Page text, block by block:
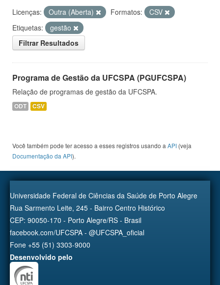
Licenças: Outra (Aberta) Formatos:
CSV
Etiquetas:
gestão
Filtrar Resultados
Programa de Gestão da UFCSPA (PGUFCSPA)
Relação de programas de gestão da UFCSPA.
ODT CSV
Você também pode ter acesso a esses registros usando a API (veja
Documentação da API).
Universidade Federal de Ciências da Saúde de Porto Alegre
Rua Sarmento Leite, 245 - Bairro Centro Histórico
CEP: 90050-170 - Porto Alegre/RS - Brasil
facebook.com/UFCSPA - @UFCSPA_oficial
Fone +55 (51) 3303-9000
Desenvolvido pelo